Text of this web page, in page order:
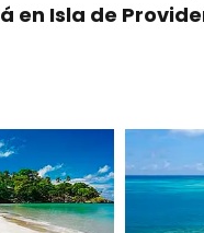
en Isla de